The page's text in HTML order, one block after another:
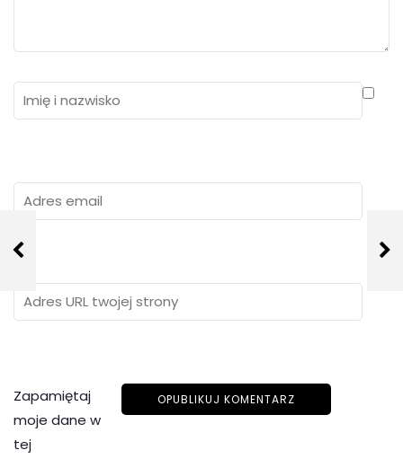
Zapamiętaj
moje dane w
tej